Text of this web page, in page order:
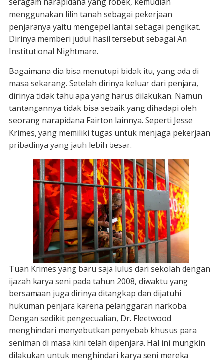
menggunakan lilin tanah sebagai pekerjaan
penjaranya yaitu mengepel lantai sebagai pengikat.
Dirinya memberi judul hasil tersebut sebagai An
Institutional Nightmare.
Bagaimana dia bisa menutupi bidak itu, yang ada di
masa sekarang. Setelah dirinya keluar dari penjara,
dirinya tidak tahu apa yang harus dilakukan. Namun
tantangannya tidak bisa sebaik yang dihadapi oleh
seorang narapidana Fairton lainnya. Seperti Jesse
Krimes, yang memiliki tugas untuk menjaga pekerjaan
pribadinya yang jauh lebih besar.
Tuan Krimes yang baru saja lulus dari sekolah dengan
ijazah karya seni pada tahun 2008, diwaktu yang
bersamaan juga dirinya ditangkap dan dijatuhi
hukuman penjara karena pelanggaran narkoba.
Dengan sedikit pengecualian, Dr. Fleetwood
menghindari menyebutkan penyebab khusus para
seniman di masa kini telah dipenjara. Hal ini mungkin
dilakukan untuk menghindari karya seni mereka